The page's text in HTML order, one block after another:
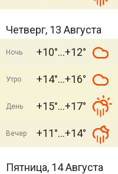
Четверг, 13 Августа
Ночь +10° +12°
Утро +14° +16°
День +15° +17°
Вечер +11° +14°
Пятница, 14 Августа